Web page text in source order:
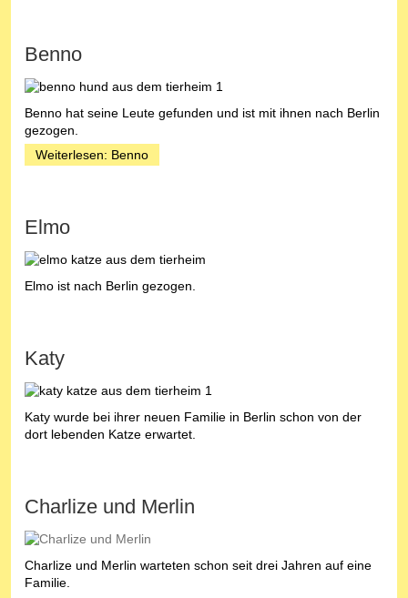
Benno
Benno hat seine Leute gefunden und ist mit ihnen nach Berlin
gezogen.
Weiterlesen: Benno
Elmo
Elmo ist nach Berlin gezogen.
Katy
Katy wurde bei ihrer neuen Familie in Berlin schon von der
dort lebenden Katze erwartet.
Charlize und Merlin
Charlize und Merlin warteten schon seit drei Jahren auf eine
Familie.